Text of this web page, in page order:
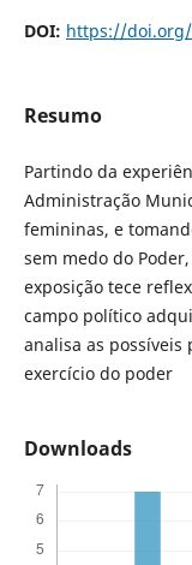
DOI: https://doi.org/
Resumo
Partindo da
Administração
femininas, e
sem medo do
exposição tece
campo político
analisa as
exercício do poder
Downloads